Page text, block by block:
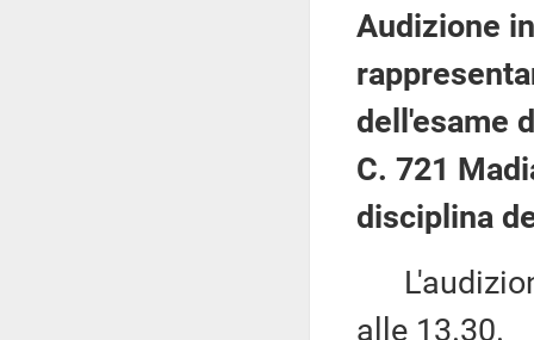
Audizione
dell'esame
C. 721
disciplina
alle 13.30.